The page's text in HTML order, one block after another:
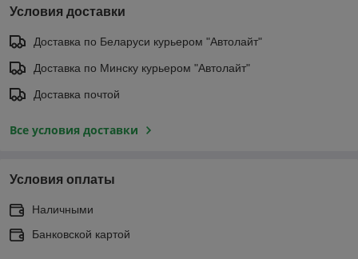
Условия доставки
Доставка по Беларуси курьером "Автолайт"
Доставка по Минску курьером "Автолайт"
Доставка почтой
Все условия доставки
Условия оплаты
Наличными
Банковской картой